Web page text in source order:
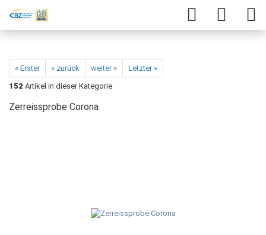
« Erster « zurück weiter »
Letzter »
152 Artikel in dieser Kategorie
Zerreissprobe Corona